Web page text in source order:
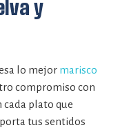
y
lo mejor marisco
compromiso con
cada plato que
tus sentidos